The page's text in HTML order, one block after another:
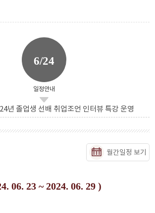
6/24
일정안내
년 졸업생 선배 취업조언 인터뷰 특강 운영
월간일정 보기
06. 23 ~ 2024. 06. 29 )